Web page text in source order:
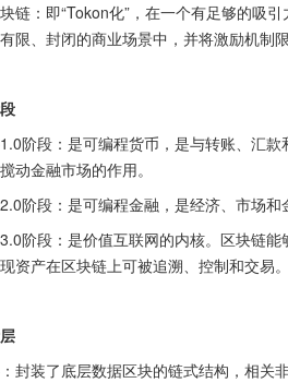
链：即“Tokon化”，在一个有足够的吸
限、封闭的商业场景中，并将激励机制
阶段：是可编程货币，是与转账、汇
动金融市场的作用。
阶段：是可编程金融，是经济、市场和
阶段：是价值互联网的内核。区块链
资产在区块链上可被追溯、控制和交易。
封装了底层数据区块的链式结构，相关